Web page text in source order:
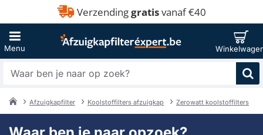
Verzendinggratisvanaf €40
Waar
zoek?
Afzuigkapfilter Koolstoffilters afzuigkap Zerowatt koolstoffilters